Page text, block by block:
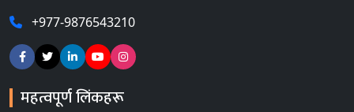
+977-9876543210
महत्वपूर्ण लिंकहरू